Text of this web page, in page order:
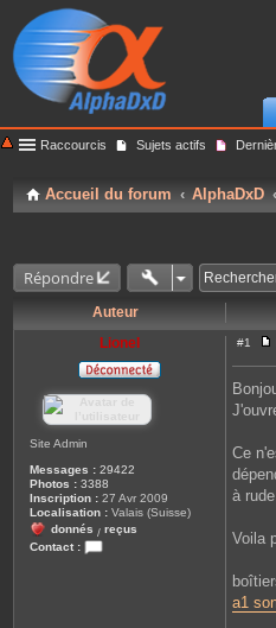
Raccourcis Sujets actifs
Accueil du forum AlphaDxD
Répondre
Auteur
Lionel
Site Admin
Messages : 29422
Photos : 3388
Inscription : 27 Avr 2009
Localisation : Valais (Suisse)
donnés / reçus
Contact :
#1
Ce
à
Voila
a1